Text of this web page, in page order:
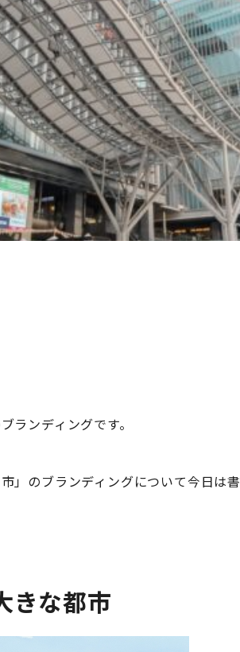
ランディングです。
」のブランディングについて今日は書
きな都市